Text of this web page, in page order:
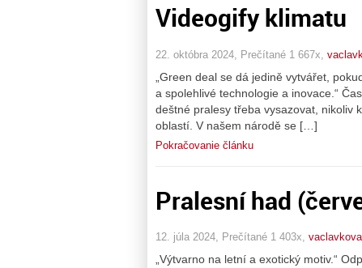
Videogify klimatu
22. októbra 2024, Prečítané 1 667x,
„Green deal se dá jedině vytvářet,
a spolehlivé technologie a inovace.“
deštné pralesy třeba vysazovat, nikoliv
oblastí. V našem národě se […]
Pokračovanie článku
Pralesní had
12. júla 2024, Prečítané 1 403x,
„Výtvarno na letní a exotický motiv.“